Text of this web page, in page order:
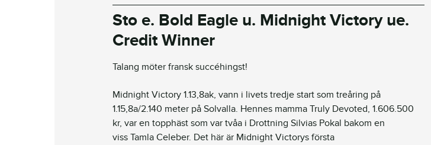
Sto e. Bold Eagle u. Midnight Victory ue.
Credit Winner
Talang möter fransk succéhingst!
Midnight Victory 1.13,8ak, vann i livets tredje start som treåring på
1.15,8a/2.140 meter på Solvalla. Hennes mamma Truly Devoted, 1.606.500
kr, var en topphäst som var tvåa i Drottning Silvias Pokal bakom en
viss Tamla Celeber. Det här är Midnight Victorys första